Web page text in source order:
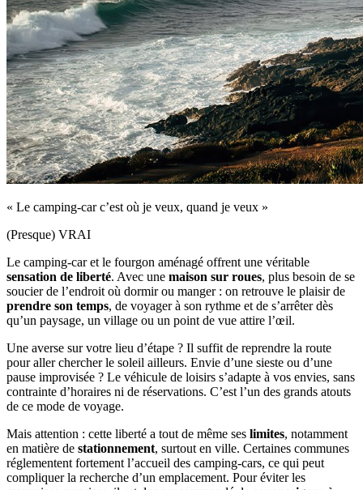
« Le camping-car c’est où je veux, quand je veux »
(Presque) VRAI
Le camping‑car et le fourgon aménagé offrent une véritable
sensation de liberté. Avec une maison sur roues, plus besoin de se
soucier de l’endroit où dormir ou manger : on retrouve le plaisir de
prendre son temps, de voyager à son rythme et de s’arrêter dès
qu’un paysage, un village ou un point de vue attire l’œil.
Une averse sur votre lieu d’étape ? Il suffit de reprendre la route
pour aller chercher le soleil ailleurs. Envie d’une sieste ou d’une
pause improvisée ? Le véhicule de loisirs s’adapte à vos envies, sans
contrainte d’horaires ni de réservations. C’est l’un des grands atouts
de ce mode de voyage.
Mais attention : cette liberté a tout de même ses limites, notamment
en matière de stationnement, surtout en ville. Certaines communes
réglementent fortement l’accueil des camping‑cars, ce qui peut
compliquer la recherche d’un emplacement. Pour éviter les